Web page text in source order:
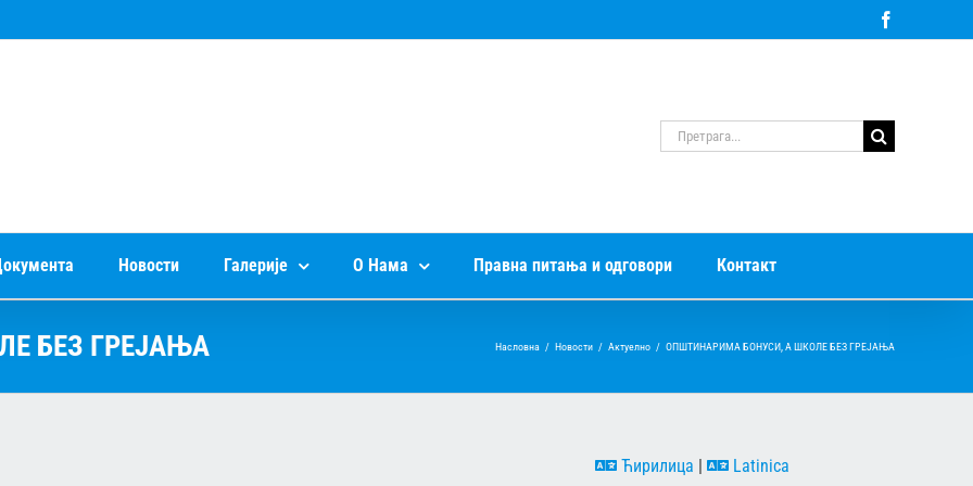
Претрага
за:
Новости Галерије О Нама Правна питања и одговори Контакт
БЕЗ ГРЕЈАЊА Насловна / Новости / Актуелно / OПШТИНАРИМА БОНУСИ, А ШКОЛЕ БЕЗ ГРЕЈАЊА
Ћирилица Latinica